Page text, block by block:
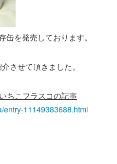
を発売しております。
させて頂きました。
ちこフラスコの記事
entry-11149383688.html